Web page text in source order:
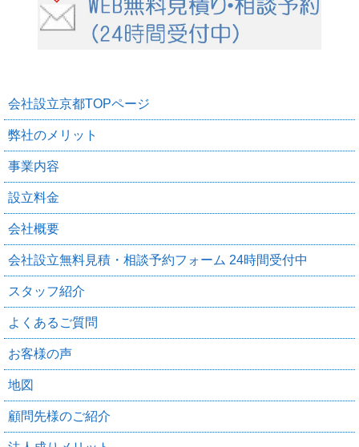
会社設立京都TOPページ
弊社のメリット
事業内容
設立料金
会社概要
会社設立無料見積・相談予約フォーム 24時間受付中
スタッフ紹介
よくあるご質問
お客様の声
地図
顧問先様のご紹介